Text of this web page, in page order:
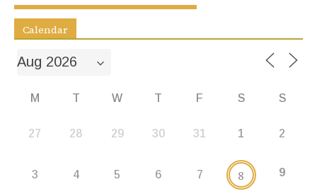
k
er
Calendar
M T W T F S S
27 28 29 30 31 1 2
3 4 5 6 7 8 9